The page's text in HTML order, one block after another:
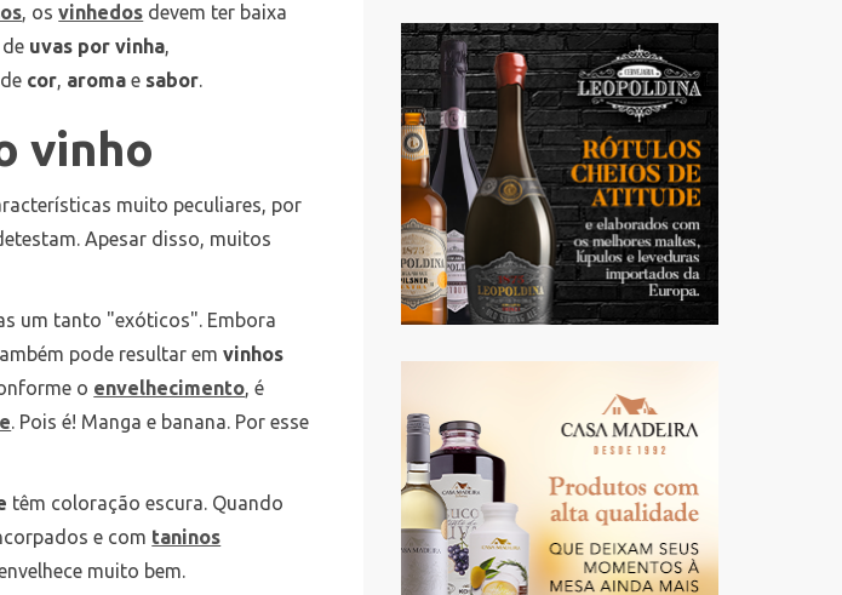
, osvinhedos devem ter baixa
uvas por vinha,
cor, aromae sabor.
vinho
muito peculiares, por
Apesar disso, muitos
um tanto "exóticos". Embora
pode resultar emvinhos
o envelhecimento, é
. Pois é! Manga e banana. Por esse
têm coloração escura. Quando
e com taninos
muito bem.